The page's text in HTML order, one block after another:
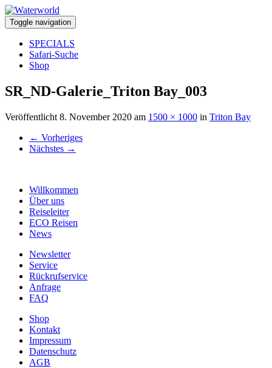
Toggle navigation
SPECIALS
Safari-Suche
Shop
SR_ND-Galerie_Triton Bay_003
Veröffentlicht 8. November 2020 am 1500 × 1000 in Triton Bay
← Vorheriges
Nächstes →
Willkommen
Über uns
Reiseleiter
ECO Reisen
News
Newsletter
Service
Rückrufservice
Anfrage
FAQ
Shop
Kontakt
Impressum
Datenschutz
AGB